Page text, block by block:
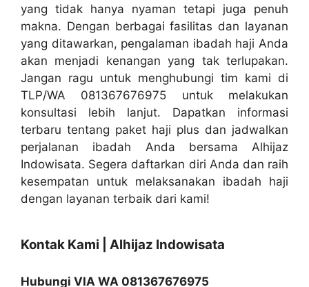
yang tidak hanya nyaman tetapi juga penuh
makna. Dengan berbagai fasilitas dan layanan
yang ditawarkan, pengalaman ibadah haji Anda
akan menjadi kenangan yang tak terlupakan.
Jangan ragu untuk menghubungi tim kami di
TLP/WA 081367676975 untuk melakukan
konsultasi lebih lanjut. Dapatkan informasi
terbaru tentang paket haji plus dan jadwalkan
perjalanan ibadah Anda bersama Alhijaz
Indowisata. Segera daftarkan diri Anda dan raih
kesempatan untuk melaksanakan ibadah haji
dengan layanan terbaik dari kami!
Kontak Kami | Alhijaz Indowisata
Hubungi VIA WA 081367676975